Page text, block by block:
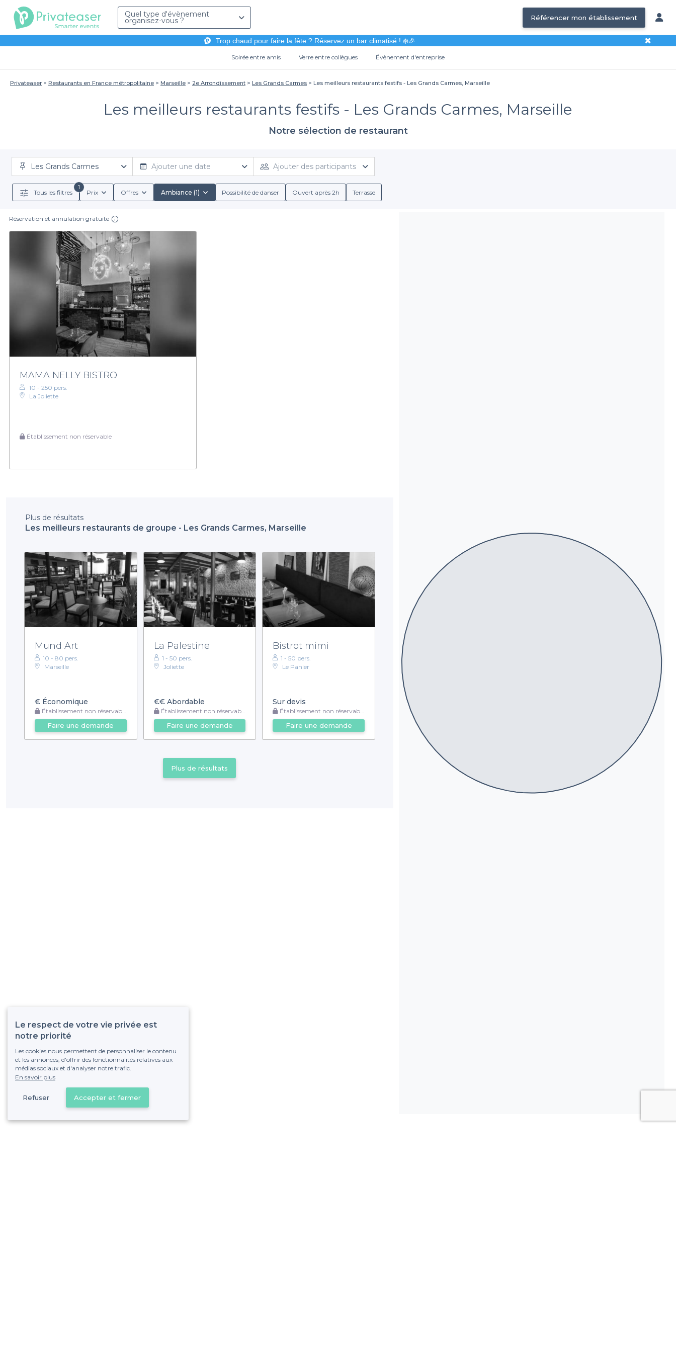
Quel type d'évènement
organisez-vous ? Référencer mon établissement
Trop chaud pour faire la fête ? Réservez un bar climatisé! ❄️🎉 ✖
Soirée entre amis Verre entre collègues Évènement d'entreprise
Privateaser Restaurants en France métropolitaine Marseille 2e Arrondissement Les Grands Carmes Les meilleurs restaurants festifs - Les Grands Carmes, Marseille
Les meilleurs restaurants festifs - Les Grands Carmes, Marseille
Notre sélection de restaurant
Les Grands Carmes Ajouter une date Ajouter des participants
Tous les filtres
1
Prix Offres Ambiance (1) Possibilité de danser Ouvert après 2h Terrasse
Réservation et annulation gratuite
MAMA NELLY BISTRO
10 - 250 pers.
La Joliette
Établissement non réservable
Plus de résultats
Les meilleurs restaurants de groupe - Les Grands Carmes, Marseille
Mund Art
10 - 80 pers.
Marseille
€ Économique
Établissement non réservable
Faire une demande
La Palestine
1 - 50 pers.
Joliette
€€Abordable
Établissement non réservable
Faire une demande
Bistrot mimi
1 - 50 pers.
Le Panier
Sur devis
Établissement non réservable
Faire une demande
Plus de résultats
Le respect de votre vie privée est
notre priorité
Les cookies nous permettent de personnaliser le contenu
et les annonces, d'offrir des fonctionnalités relatives aux
médias sociaux et d'analyser notre trafic.
En savoir plus
Refuser Accepter et fermer